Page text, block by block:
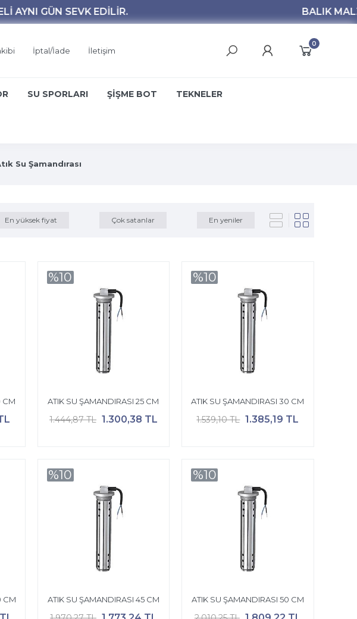
İptal/İade İletişim
0
SU SPORLARI ŞİŞME BOT TEKNELER
Su Şamandırası
En yüksek fiyat Çok satanlar En yeniler
CM ATIK SU ŞAMANDIRASI 25 CM
1.444,87 TL 1.300,38 TL
%10
ATIK SU ŞAMANDIRASI 30 CM
1.539,10 TL 1.385,19 TL
%10
CM ATIK SU ŞAMANDIRASI 45 CM
%10
ATIK SU ŞAMANDIRASI 50 CM
%10